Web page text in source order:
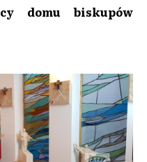
domu biskupów